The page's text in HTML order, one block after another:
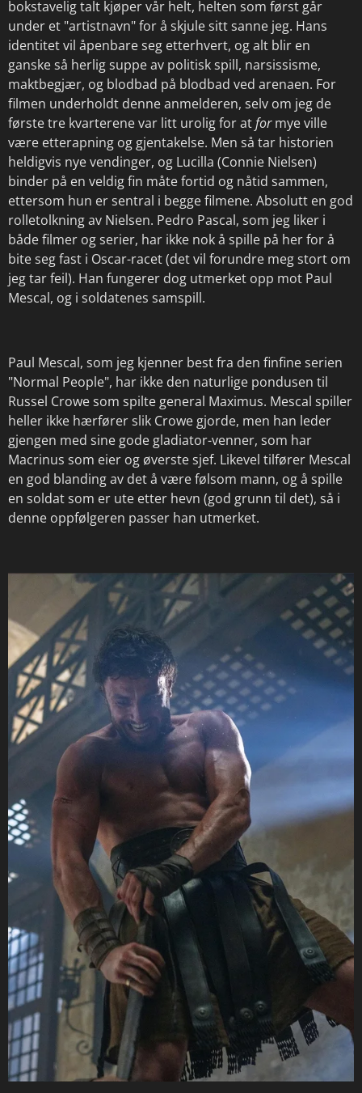
bokstavelig talt kjøper vår helt, helten som først går
under et "artistnavn" for å skjule sitt sanne jeg. Hans
identitet vil åpenbare seg etterhvert, og alt blir en
ganske så herlig suppe av politisk spill, narsissisme,
maktbegjær, og blodbad på blodbad ved arenaen. For
filmen underholdt denne anmelderen, selv om jeg de
første tre kvarterene var litt urolig for atformye ville
være etterapning og gjentakelse. Men så tar historien
heldigvis nye vendinger, og Lucilla (Connie Nielsen)
binder på en veldig fin måte fortid og nåtid sammen,
ettersom hun er sentral i begge filmene. Absolutt en god
rolletolkning av Nielsen. Pedro Pascal, som jeg liker i
både filmer og serier, har ikke nok å spille på her for å
bite seg fast i Oscar-racet (det vil forundre meg stort om
jeg tar feil). Han fungerer dog utmerket opp mot Paul
Mescal, og i soldatenes samspill.
Paul Mescal, som jeg kjenner best fra den finfine serien
"Normal People", har ikke den naturlige pondusen til
Russel Crowe som spilte general Maximus. Mescal spiller
heller ikke hærfører slik Crowe gjorde, men han leder
gjengen med sine gode gladiator-venner, som har
Macrinus som eier og øverste sjef. Likevel tilfører Mescal
en god blanding av det å være følsom mann, og å spille
en soldat som er ute etter hevn (god grunn til det), så i
denne oppfølgeren passer han utmerket.